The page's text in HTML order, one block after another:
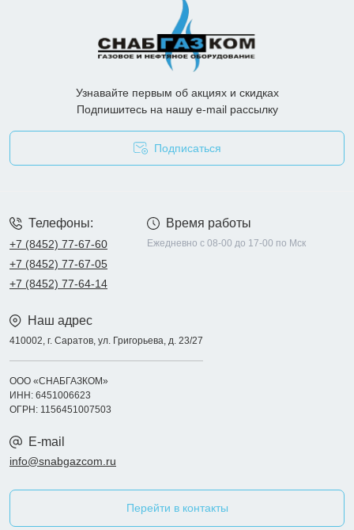
Узнавайте первым об акциях и скидках
Подпишитесь на нашу e-mail рассылку
Подписаться
Телефоны:
+7 (8452) 77-67-60
+7 (8452) 77-67-05
+7 (8452) 77-64-14
Время работы
Ежедневно с 08-00 до 17-00 по Мск
Наш адрес
410002, г. Саратов, ул. Григорьева, д. 23/27
ООО «СНАБГАЗКОМ»
ИНН: 6451006623
ОГРН: 1156451007503
E-mail
info@snabgazcom.ru
Перейти в контакты